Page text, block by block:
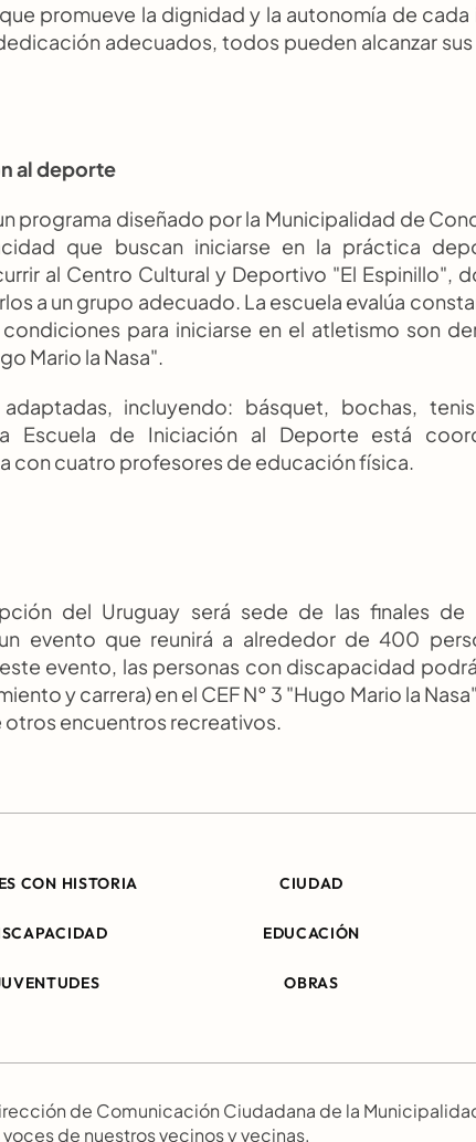
promueve la dignidad y la autonomía de
adecuados, todos pueden alcanzar
al deporte
programa diseñado por la Municipalidad de
que buscan iniciarse en la práctica
al Centro Cultural y Deportivo "El Espinillo",
a un grupo adecuado. La escuela evalúa
para iniciarse en el atletismo son
Mario la Nasa".
incluyendo: básquet, bochas,
Escuela de Iniciación al Deporte está
con cuatro profesores de educación física.
del Uruguay será sede de las finales de
evento que reunirá a alrededor de 400
evento, las personas con discapacidad
y carrera) en el CEF N° 3 "Hugo Mario la
otros encuentros recreativos.
CON HISTORIA CIUDAD
EDUCACIÓN
OBRAS
de Comunicación Ciudadana de la
de nuestros vecinos y vecinas.